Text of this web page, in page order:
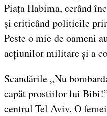
Piața Habima, cerând
și criticând politicile
Peste o mie de oameni
acțiunilor militare și a
Scandările „Nu
capăt prostiilor lui
centrul Tel Aviv. O